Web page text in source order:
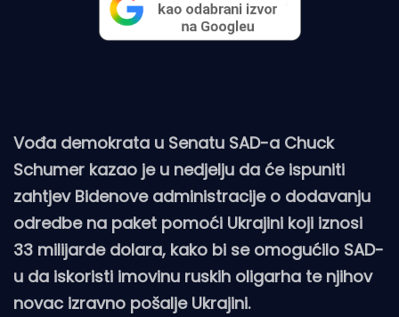
Vođa demokrata u Senatu SAD-a Chuck
Schumer kazao je u nedjelju da će ispuniti
zahtjev Bidenove administracije o dodavanju
odredbe na paket pomoći Ukrajini koji iznosi
33 milijarde dolara, kako bi se omogućilo SAD-
u da iskoristi imovinu ruskih oligarha te njihov
novac izravno pošalje Ukrajini.